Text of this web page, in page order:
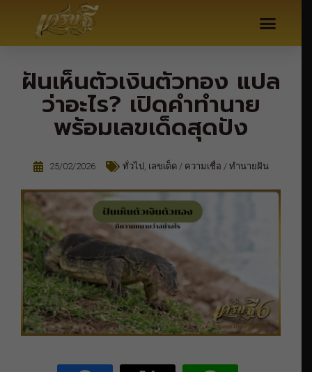
ฝันเห็นตัวเงินตัวทอง แปล
ว่าอะไร? เปิดคำทำนาย
พร้อมเลขเด็ดสุดปัง
25/02/2026 ทั่วไป, เลขเด็ด / ความเชื่อ / ทำนายฝัน